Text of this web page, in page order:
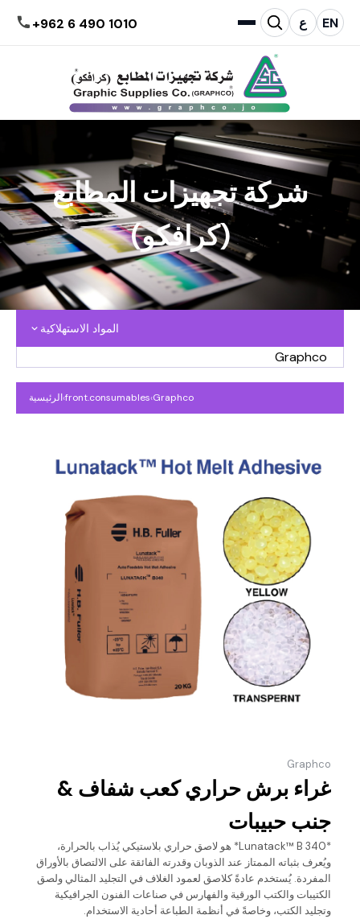
+962 6 490 1010 EN ع
شركة تجهيزات المطابع
(كرافكو)
المواد الاستهلاكية
Graphco
الرئيسية›front.consumables›Graphco
Graphco
غراء برش حراري كعب شفاف &
جنب حبيبات
*Lunatack™ B 340* هو لاصق حراري بلاستيكي يُذاب بالحرارة،
ويُعرف بثباته الممتاز عند الذوبان وقدرته الفائقة على الالتصاق بالأوراق
المفردة. يُستخدم عادةً كلاصق لعمود الغلاف في التجليد المثالي ولصق
الكتيبات والكتب الورقية والفهارس في صناعات الفنون الجرافيكية
وتجليد الكتب، وخاصةً في أنظمة الطباعة أحادية الاستخدام.